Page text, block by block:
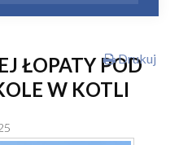
ŁOPATY POD
W KOTLI
Drukuj